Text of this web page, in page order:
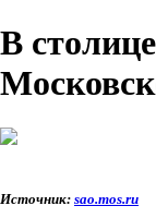
В
Источник: sao.mos.ru